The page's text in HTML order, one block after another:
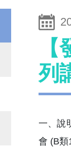
列
一、說
會 (B類